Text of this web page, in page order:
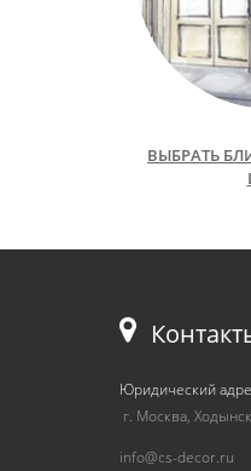
ВЫБРАТЬ
Юридический
г. Москва,
info@cs-decor.ru